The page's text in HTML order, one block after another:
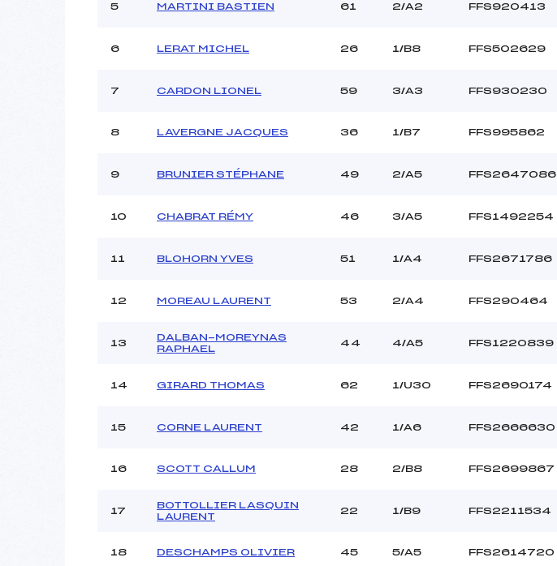
Météo :
–
Pénalité appliquée :
95.9300
5 MARTINI BASTIEN 61 2/A2 FFS920413
6 LERAT MICHEL 26 1/B8 FFS502629
7 CARDON LIONEL 59 3/A3 FFS930230
8 LAVERGNE JACQUES 36 1/B7 FFS995862
9 BRUNIER STÉPHANE 49 2/A5 FFS2647086
10 CHABRAT RÉMY 46 3/A5 FFS1492254
11 BLOHORN YVES 51 1/A4 FFS2671786
12 MOREAU LAURENT 53 2/A4 FFS290464
13
DALBAN-MOREYNAS
RAPHAEL
44 4/A5 FFS1220839
14 GIRARD THOMAS 62 1/U30 FFS2690174
15 CORNE LAURENT 42 1/A6 FFS2666630
16 SCOTT CALLUM 28 2/B8 FFS2699867
17
BOTTOLLIER LASQUIN
LAURENT
22 1/B9 FFS2211534
18 DESCHAMPS OLIVIER 45 5/A5 FFS2614720